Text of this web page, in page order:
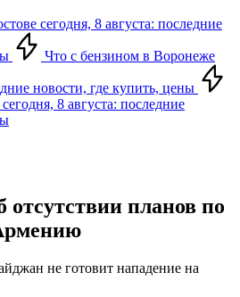
сегодня, 8 августа: последние
Что с бензином в Воронеже
новости, где купить, цены
8 августа: последние
отсутствии планов по
не готовит нападение на